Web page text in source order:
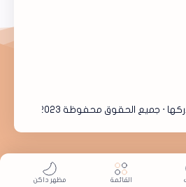
‧ جميع الحقوق محفوظة 2023 -2025